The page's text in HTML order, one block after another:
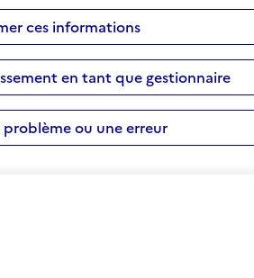
ces informations
en tant que gestionnaire
problème ou une erreur